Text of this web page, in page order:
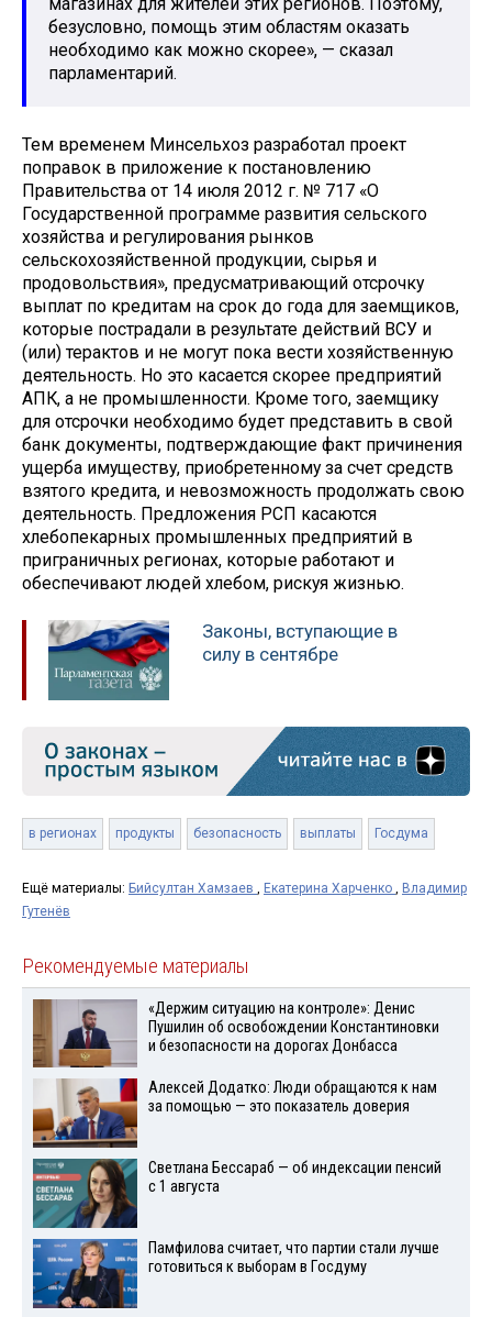
безусловно, помощь этим областям оказать
необходимо как можно скорее», — сказал
парламентарий.
Тем временем Минсельхоз разработал проект
поправок в приложение к постановлению
Правительства от 14 июля 2012 г. № 717 «О
Государственной программе развития сельского
хозяйства и регулирования рынков
сельскохозяйственной продукции, сырья и
продовольствия», предусматривающий отсрочку
выплат по кредитам на срок до года для заемщиков,
которые пострадали в результате действий ВСУ и
(или) терактов и не могут пока вести хозяйственную
деятельность. Но это касается скорее предприятий
АПК, а не промышленности. Кроме того, заемщику
для отсрочки необходимо будет представить в свой
банк документы, подтверждающие факт причинения
ущерба имуществу, приобретенному за счет средств
взятого кредита, и невозможность продолжать свою
деятельность. Предложения РСП касаются
хлебопекарных промышленных предприятий в
приграничных регионах, которые работают и
обеспечивают людей хлебом, рискуя жизнью.
Законы, вступающие в
силу в сентябре
в регионах продукты безопасность выплаты Госдума
Ещё материалы: Бийсултан Хамзаев Екатерина Харченко
Владимир
Гутенёв
Рекомендуемые материалы
«Держим ситуацию на контроле»: Денис
Пушилин об освобождении Константиновки
и безопасности на дорогах Донбасса
Алексей Додатко: Люди обращаются к нам
за помощью — это показатель доверия
Светлана Бессараб — об индексации пенсий
с 1 августа
Памфилова считает, что партии стали лучше
готовиться к выборам в Госдуму